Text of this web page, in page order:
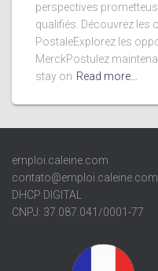
perspectives
qualifiés. Découvrez les
PostaleExplorez les
MerckPostulez
stay on Read more…
emploi.caleine.com
contato@emploi.caleine.com
DHCP DIGITAL
CNPJ: 37.087.041/0001-77